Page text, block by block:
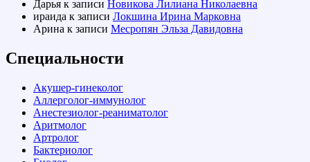
Дарья к записи Новикова Лилиана Николаевна
ираида к записи Локшина Ирина Марковна
Арина к записи Месропян Эльза Давидовна
Специальности
Акушер-гинеколог
Аллерголог-иммунолог
Анестезиолог-реаниматолог
Аритмолог
Артролог
Бактериолог